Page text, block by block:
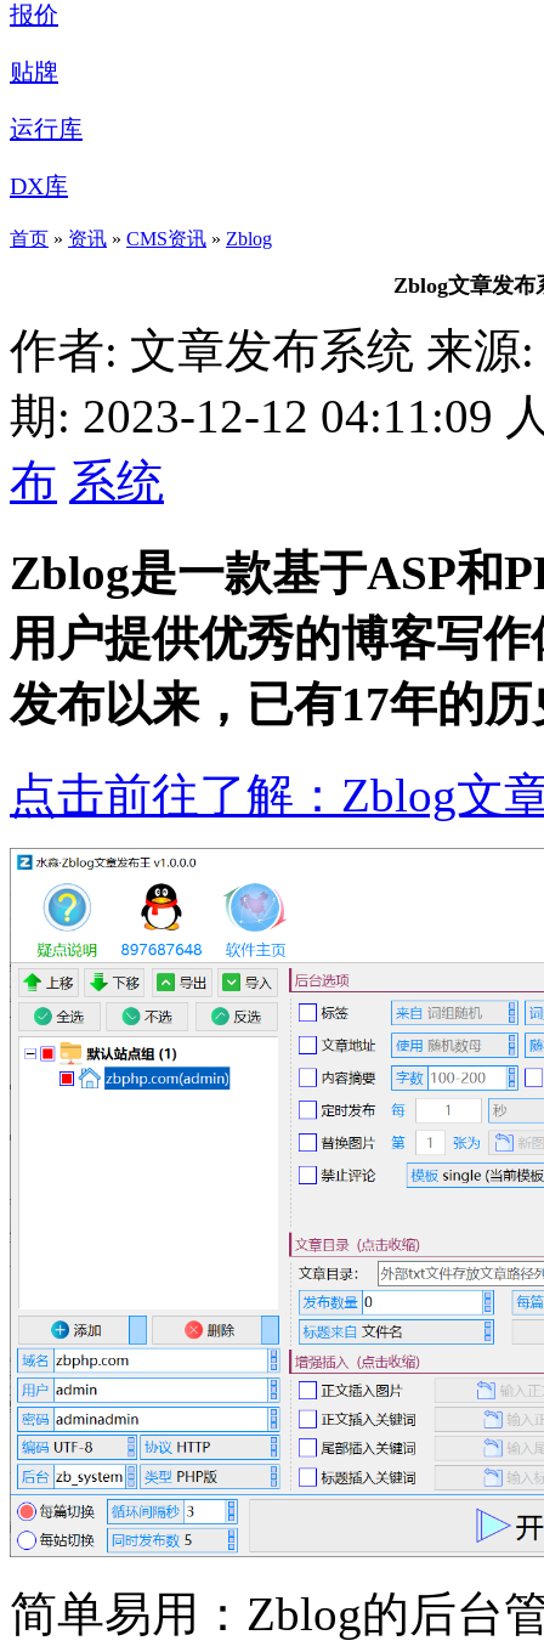
报价
贴牌
运行库
DX库
首页 » 资讯 » CMS资讯 » Zblog
Zblog文章发布
作者: 文章发布系统 来源
期: 2023-12-12 04:11:09
布 系统
Zblog是一款基于ASP和
用户提供优秀的博客写
发布以来，已有17年的
点击前往了解：Zblog文
简单易用：Zblog的后台